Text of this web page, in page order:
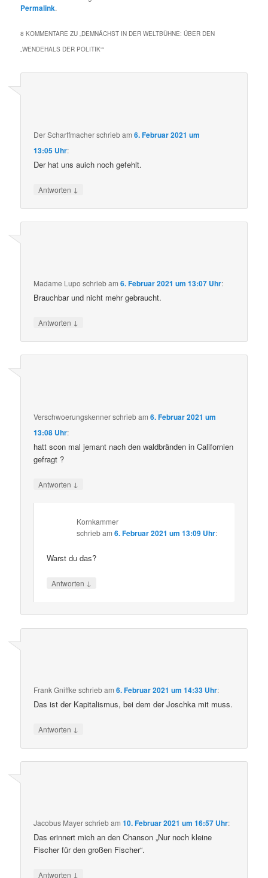
Permalink.
8 KOMMENTARE ZU „DEMNÄCHST IN DER WELTBÜHNE: ÜBER DEN
„WENDEHALS DER POLITIK““
Der Scharffmacherschriebam6. Februar 2021 um
13:05 Uhr:
Der hat uns auich noch gefehlt.
Antworten ↓
Madame Lupo schriebam6. Februar 2021 um 13:07 Uhr:
Brauchbar und nicht mehr gebraucht.
Antworten ↓
Verschwoerungskennerschriebam6. Februar 2021 um
13:08 Uhr:
hatt scon mal jemant nach den waldbränden in Californien
gefragt ?
Antworten ↓
Kornkammer
schriebam6. Februar 2021 um 13:09 Uhr:
Warst du das?
Antworten ↓
Frank Gniffke schriebam6. Februar 2021 um 14:33 Uhr:
Das ist der Kapitalismus, bei dem der Joschka mit muss.
Antworten ↓
Jacobus Mayerschriebam10. Februar 2021 um 16:57 Uhr:
Das erinnert mich an den Chanson „Nur noch kleine
Fischer für den großen Fischer“.
Antworten ↓